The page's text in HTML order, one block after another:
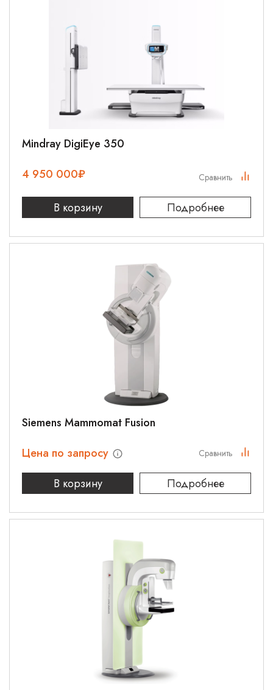
Mindray DigiEye 350
4 950 000₽
В корзину Подробнее
Сравнить
Siemens Mammomat Fusion
Цена по запросу
В корзину
Подробнее
Сравнить